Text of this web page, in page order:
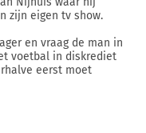
zijn eigen tv show.
en vraag de man in
voetbal in diskrediet
eerst moet